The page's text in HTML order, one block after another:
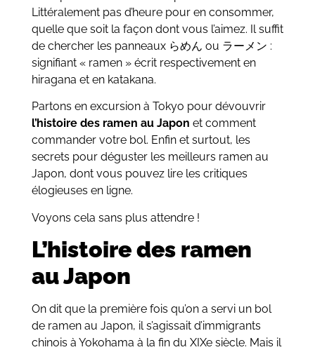
Littéralement pas d’heure pour en consommer,
quelle que soit la façon dont vous l’aimez. Il suffit
de chercher les panneaux らめん ou ラーメン :
signifiant « ramen » écrit respectivement en
hiragana et en katakana.
Partons en excursion à Tokyo pour dévouvrir
l’histoire des ramen au Japon et comment
commander votre bol. Enfin et surtout, les
secrets pour déguster les meilleurs ramen au
Japon, dont vous pouvez lire les critiques
élogieuses en ligne.
Voyons cela sans plus attendre !
L’histoire des ramen
au Japon
On dit que la première fois qu’on a servi un bol
de ramen au Japon, il s’agissait d’immigrants
chinois à Yokohama à la fin du XIXe siècle. Mais il